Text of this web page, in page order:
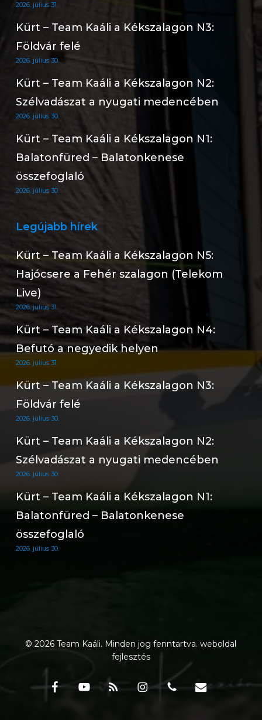
2026. július 31.
Kürt – Team Kaáli a Kékszalagon N3:
Földvár felé
2026. július 30.
Kürt – Team Kaáli a Kékszalagon N2:
Szélvadászat a nyugati medencében
2026. július 30.
Kürt – Team Kaáli a Kékszalagon N1:
Balatonfüred – Balatonkenese
összefoglaló
2026. július 30.
Legújabb hírek
Kürt – Team Kaáli a Kékszalagon N5:
Hajócsere a Fehér szalagon (Telekom
Live)
2026. július 31.
Kürt – Team Kaáli a Kékszalagon N4:
Befutó a negyedik helyen
2026. július 31.
Kürt – Team Kaáli a Kékszalagon N3:
Földvár felé
2026. július 30.
Kürt – Team Kaáli a Kékszalagon N2:
Szélvadászat a nyugati medencében
2026. július 30.
Kürt – Team Kaáli a Kékszalagon N1:
Balatonfüred – Balatonkenese
összefoglaló
2026. július 30.
© 2026 Team Kaáli. Minden jog fenntartva.weboldal
fejlesztés
facebookyoutubeRSS instagramphone email